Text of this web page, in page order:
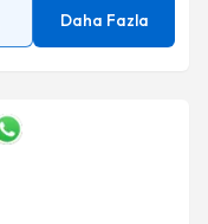
Daha Fazla